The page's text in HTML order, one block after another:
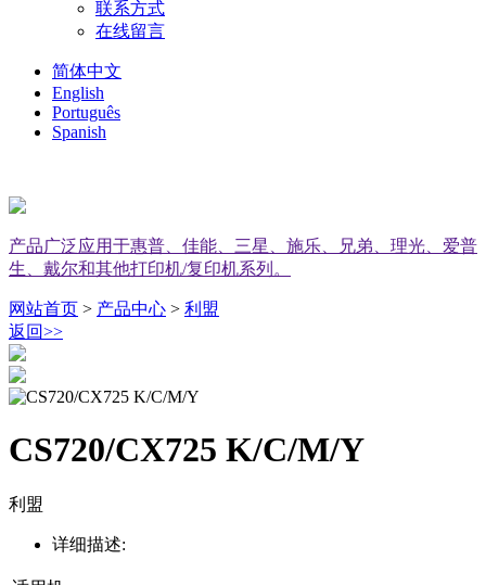
联系方式
在线留言
简体中文
English
Português
Spanish
产品广泛应用于惠普、佳能、三星、施乐、兄弟、理光、爱普
生、戴尔和其他打印机/复印机系列。
网站首页 > 产品中心 > 利盟
返回>>
CS720/CX725 K/C/M/Y
利盟
详细描述: